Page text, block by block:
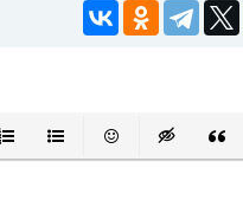
список
Маркированный список
ВставитьВставка